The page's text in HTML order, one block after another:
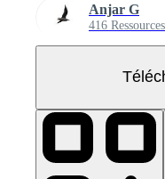
Anjar G
416 Ressources